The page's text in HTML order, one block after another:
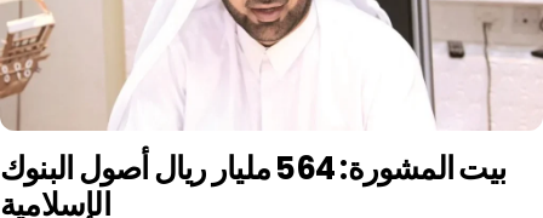
بيت المشورة: 564 مليار ريال أصول البنوك
الإسلامية